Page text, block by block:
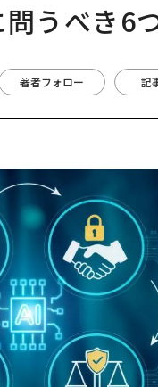
うべき6
著者フォロー 記